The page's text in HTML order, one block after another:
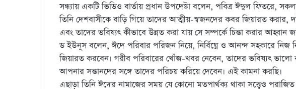
সন্ধ্যায় একটি ভিডিও বার্তায় প্রধান উপদেষ্টা বলেন, পবিত্র ঈদুল ফিতরে,
তিনি দেশবাসীকে বাড়ি গিয়ে তাদের আত্মীয়-স্বজনদের কবর জিয়ারত করার,
এবং তাদের ভবিষ্যৎ কীভাবে উন্নত করা যায় সে সম্পর্কে চিন্তা করার আহ্বান
ড ইউনূস বলেন, ঈদে পরিবার পরিজন নিয়ে, নির্বিঘ্নে ও আনন্দ সহকারে নিজ
জিয়ারত করবেন। গরীব পরিবারের খোঁজ-খবর নেবেন, তাদের ভবিষ্যৎ ভালো
আপনার সন্তানদের সঙ্গে তাদের পরিচয় করিয়ে দেবেন। এই কামনা করছি।
এছাড়া তিনি ঈদের নামাজের সময় যে কোনো মতপার্থক্য থাকা সত্ত্বেও